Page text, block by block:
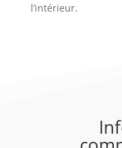
l’intérieur.